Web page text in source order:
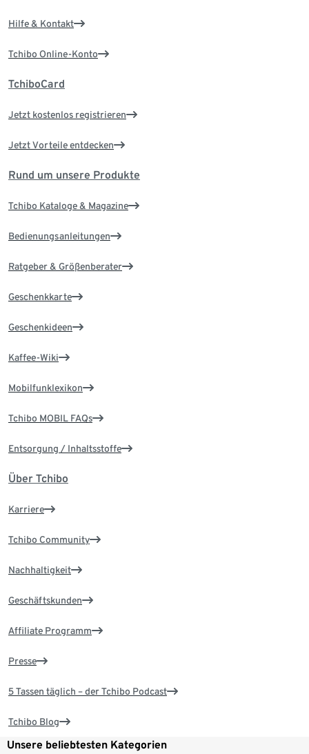
Hilfe & Kontakt
Tchibo Online-Konto
TchiboCard
Jetzt kostenlos registrieren
Jetzt Vorteile entdecken
Rund um unsere Produkte
Tchibo Kataloge & Magazine
Bedienungsanleitungen
Ratgeber & Größenberater
Geschenkkarte
Geschenkideen
Kaffee-Wiki
Mobilfunklexikon
Tchibo MOBIL FAQs
Entsorgung / Inhaltsstoffe
Über Tchibo
Karriere
Tchibo Community
Nachhaltigkeit
Geschäftskunden
Affiliate Programm
Presse
5 Tassen täglich – der Tchibo Podcast
Tchibo Blog
Unsere beliebtesten Kategorien